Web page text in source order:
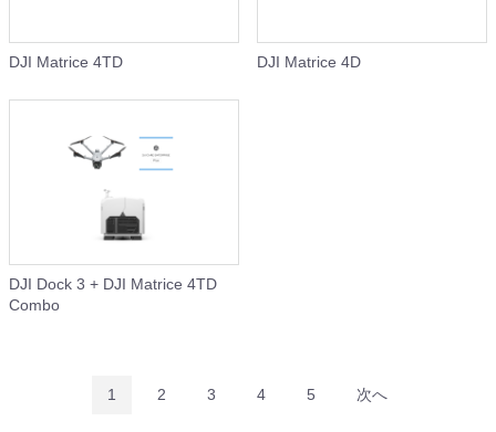
DJI Matrice 4TD DJI Matrice 4D
DJI Dock 3 + DJI Matrice 4TD
Combo
1 2 3 4 5 次へ